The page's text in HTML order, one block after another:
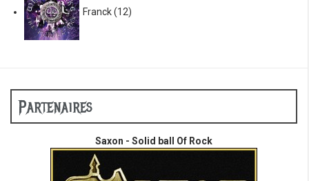
Franck(12)
Partenaires
Saxon - Solid ball Of Rock